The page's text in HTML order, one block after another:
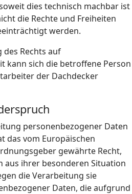
dies technisch machbar ist
die Rechte und Freiheiten
werden.
Rechts auf
kann sich die betroffene Person
der Dachdecker
personenbezogener Daten
das vom Europäischen
gewährte Recht,
aus ihrer besonderen Situation
die Verarbeitung sie
Daten, die aufgrund